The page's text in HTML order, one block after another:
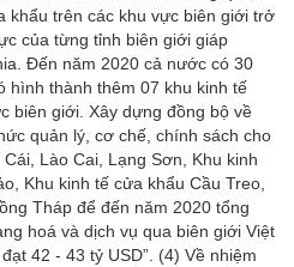
khẩu trên các khu vực biên giới trở
của từng tỉnh biên giới giáp
Đến năm 2020 cả nước có 30
hình thành thêm 07 khu kinh tế
biên giới. Xây dựng đồng bộ về
quản lý, cơ chế, chính sách cho
Lào Cai, Lạng Sơn, Khu kinh
Khu kinh tế cửa khẩu Cầu Treo,
Tháp để đến năm 2020 tổng
hoá và dịch vụ qua biên giới Việt
42 - 43 tỷ USD”. (4) Về nhiệm